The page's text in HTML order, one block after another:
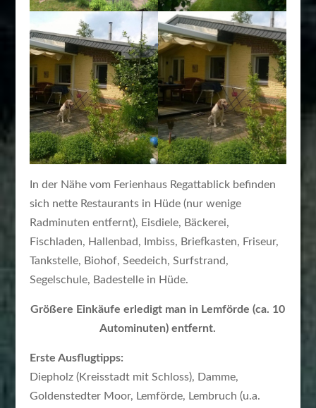
In der Nähe vom Ferienhaus Regattablick befinden
sich nette Restaurants in Hüde (nur wenige
Radminuten entfernt), Eisdiele, Bäckerei,
Fischladen, Hallenbad, Imbiss, Briefkasten, Friseur,
Tankstelle, Biohof, Seedeich, Surfstrand,
Segelschule, Badestelle in Hüde.
Größere Einkäufe erledigt man in Lemförde (ca. 10
Autominuten) entfernt.
Erste Ausflugtipps:
Diepholz (Kreisstadt mit Schloss), Damme,
Goldenstedter Moor, Lemförde, Lembruch (u.a.